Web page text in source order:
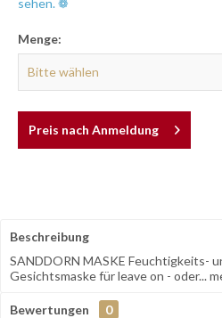
sehen. ❁
Menge:
Preis nach Anmeldung
Beschreibung
SANDDORN MASKE Feuchtigkeits-
Gesichtsmaske für leave on - oder...
Bewertungen
0